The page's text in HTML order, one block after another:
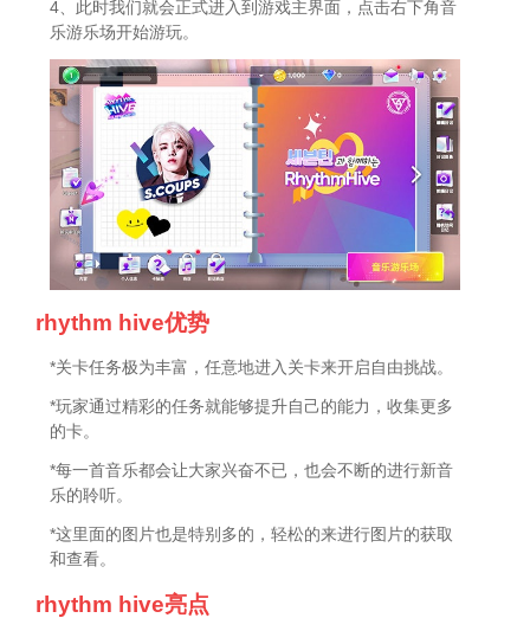
4、此时我们就会正式进入到游戏主界面，点击右下角音
乐游乐场开始游玩。
rhythm hive优势
*关卡任务极为丰富，任意地进入关卡来开启自由挑战。
*玩家通过精彩的任务就能够提升自己的能力，收集更多
的卡。
*每一首音乐都会让大家兴奋不已，也会不断的进行新音
乐的聆听。
*这里面的图片也是特别多的，轻松的来进行图片的获取
和查看。
rhythm hive亮点